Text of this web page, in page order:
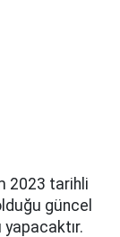
2023 tarihli
güncel
yapacaktır.